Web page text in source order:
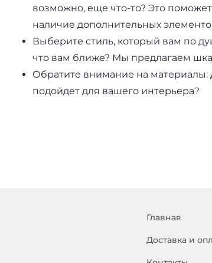
возможно, еще что-то? Это
наличие дополнительных
Выберите стиль, который вам по
что вам ближе? Мы предлагаем
Обратите внимание на материалы:
подойдет для вашего интерьера?
Главная
Доставка и